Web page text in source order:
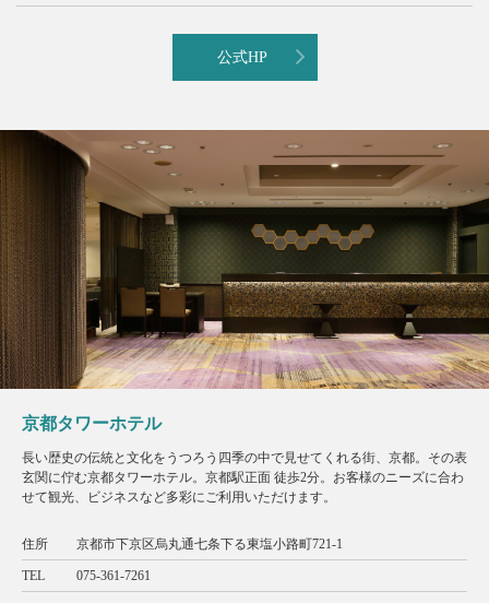
公式HP
京都タワーホテル
長い歴史の伝統と文化をうつろう四季の中で見せてくれる街、京都。その表
玄関に佇む京都タワーホテル。京都駅正面 徒歩2分。お客様のニーズに合わ
せて観光、ビジネスなど多彩にご利用いただけます。
住所 京都市下京区烏丸通七条下る東塩小路町721-1
TEL 075-361-7261